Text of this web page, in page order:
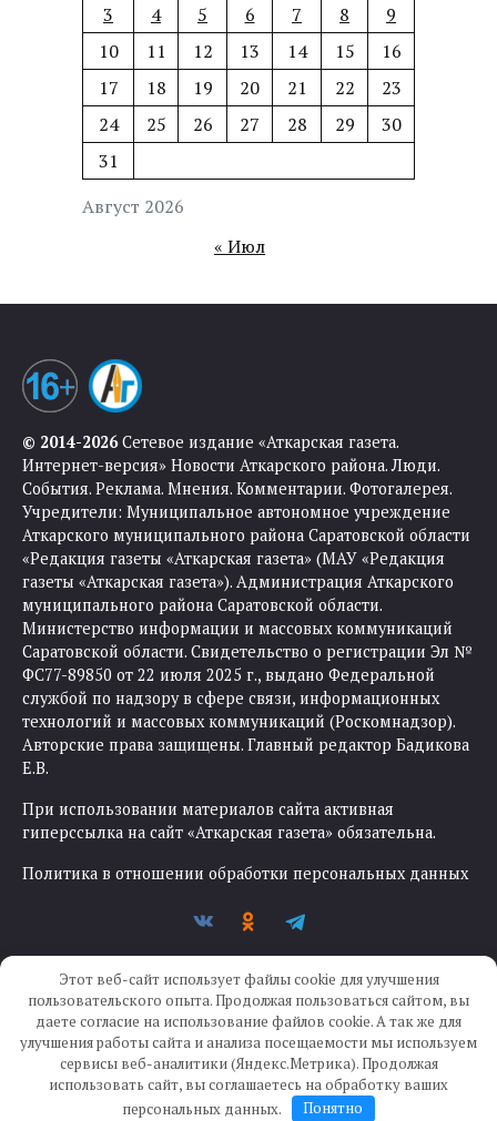
Август 2026
3
4 5 6 7 8
9
10
11 12 13 14 15
16
17
18 19 20 21 22
23
24
25 26 27 28 29
30
31
« Июл
© 2014-2026Сетевое издание «Аткарская газета.
Интернет-версия» Новости Аткарского района. Люди.
События. Реклама. Мнения. Комментарии. Фотогалерея.
Учредители: Муниципальное автономное учреждение
Аткарского муниципального района Саратовской области
«Редакция газеты «Аткарская газета» (МАУ «Редакция
газеты «Аткарская газета»). Администрация Аткарского
муниципального района Саратовской области.
Министерство информации и массовых коммуникаций
Саратовской области. Свидетельство о регистрации Эл №
ФС77-89850 от 22 июля 2025 г., выдано Федеральной
службой по надзору в сфере связи, информационных
технологий и массовых коммуникаций (Роскомнадзор).
Авторские права защищены. Главный редактор Бадикова
Е.В.
При использовании материалов сайта активная
гиперссылка на сайт «Аткарская газета» обязательна.
Политика в отношении обработки персональных данных
Создание сайта —IKWEB
Этот веб-сайт использует файлы cookie для улучшения
пользовательского опыта. Продолжая пользоваться сайтом, вы
даете согласие на использование файлов cookie. А так же для
улучшения работы сайта и анализа посещаемости мы используем
сервисы веб-аналитики (Яндекс.Метрика). Продолжая
использовать сайт, вы соглашаетесь на обработку ваших
персональных данных.
Понятно